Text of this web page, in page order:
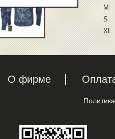
M
S
XL
О фирме